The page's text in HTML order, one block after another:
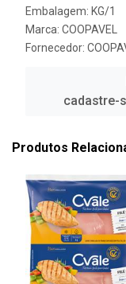
Embalagem: KG/1
Marca: COOPAVEL
Fornecedor:
cadastre-
Produtos